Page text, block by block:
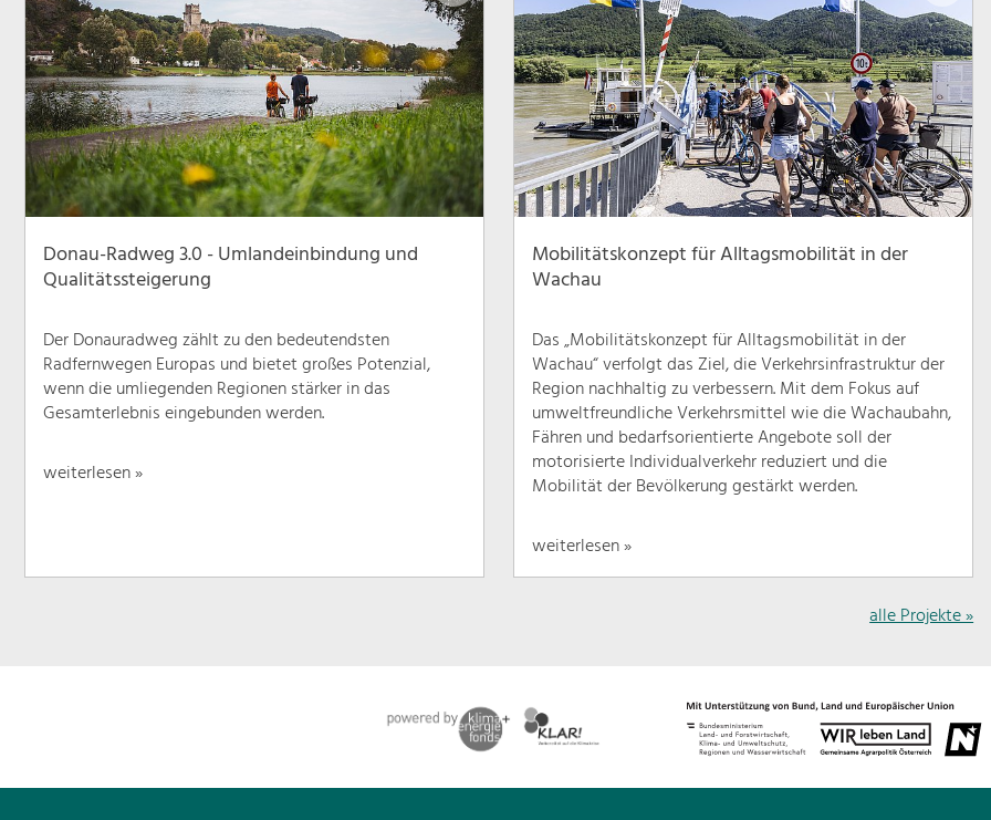
Donau-Radweg 3.0 - Umlandeinbindung und
Qualitätssteigerung
Der Donauradweg zählt zu den bedeutendsten
Radfernwegen Europas und bietet großes Potenzial,
wenn die umliegenden Regionen stärker in das
Gesamterlebnis eingebunden werden.
weiterlesen »
Mobilitätskonzept für Alltagsmobilität in der
Wachau
Das „Mobilitätskonzept für Alltagsmobilität in der
Wachau“ verfolgt das Ziel, die Verkehrsinfrastruktur der
Region nachhaltig zu verbessern. Mit dem Fokus auf
umweltfreundliche Verkehrsmittel wie die Wachaubahn,
Fähren und bedarfsorientierte Angebote soll der
motorisierte Individualverkehr reduziert und die
Mobilität der Bevölkerung gestärkt werden.
weiterlesen »
alle Projekte »